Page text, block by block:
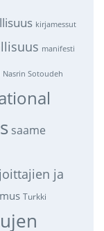
kirjamessut
manifesti
Nasrin Sotoudeh
saame
ja
Turkki